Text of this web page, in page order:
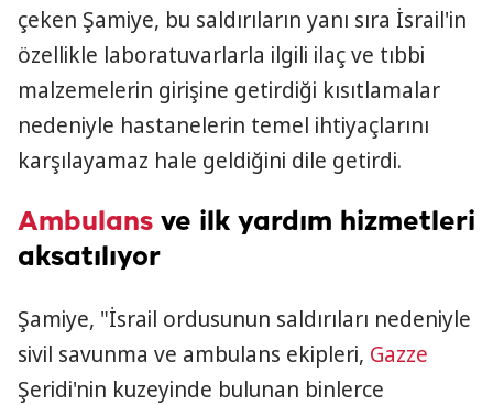
çeken Şamiye, bu saldırıların yanı sıra İsrail'in
özellikle laboratuvarlarla ilgili ilaç ve tıbbi
malzemelerin girişine getirdiği kısıtlamalar
nedeniyle hastanelerin temel ihtiyaçlarını
karşılayamaz hale geldiğini dile getirdi.
Ambulans ve ilk yardım hizmetleri
aksatılıyor
Şamiye, "İsrail ordusunun saldırıları nedeniyle
sivil savunma ve ambulans ekipleri, Gazze
Şeridi'nin kuzeyinde bulunan binlerce